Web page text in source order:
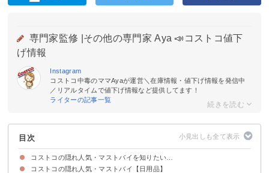
専門家監修 | その他の専門家 Aya 📣コストコ値下
げ情報
Instagram
コストコ中毒のママAyaが運営＼在庫情報・値下げ情報を発信中
／リアルタイムで値下げ情報など提供してます！
ライターの記事一覧
目次
コストコの隠れ人気・マストバイを知りたい…
コストコの隠れ人気・マストバイ【日用品】